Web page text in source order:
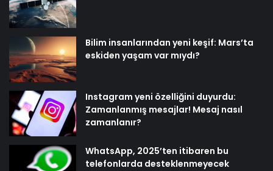
Bilim insanlarından yeni keşif: Mars’ta
eskiden yaşam var mıydı?
Instagram yeni özelliğini duyurdu:
Zamanlanmış mesajlar! Mesaj nasıl
zamanlanır?
WhatsApp, 2025’ten itibaren bu
telefonlarda desteklenmeyecek